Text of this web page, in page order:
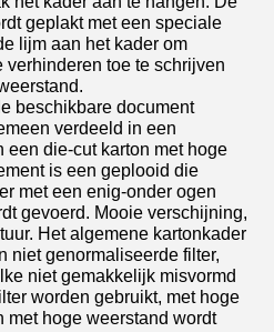
geplakt met een speciale
lijm aan het kader om
verhinderen toe te schrijven
beschikbare document
verdeeld in een
een die-cut karton met hoge
is een geplooid die
met een enig-onder ogen
gevoerd. Mooie verschijning,
Het algemene kartonkader
niet genormaliseerde filter,
niet gemakkelijk misvormd
worden gebruikt, met hoge
met hoge weerstand wordt